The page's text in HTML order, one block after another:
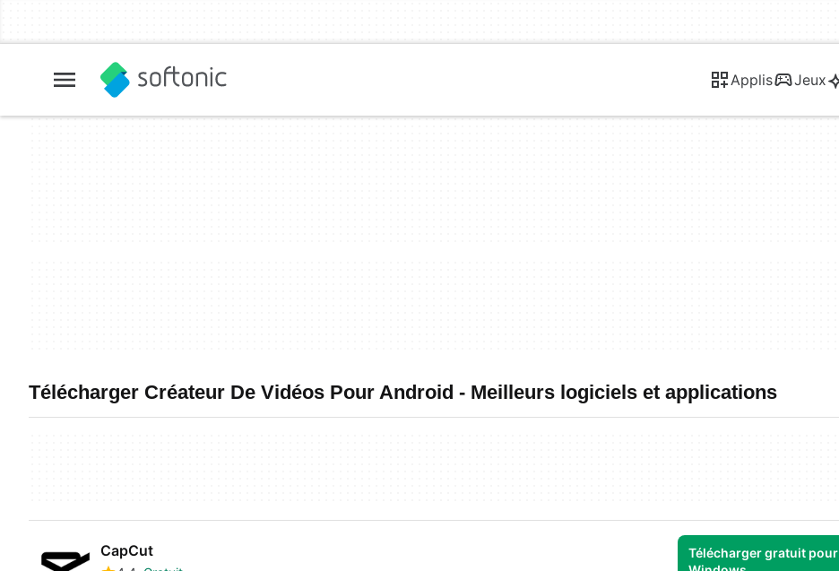
Applis Jeux
Télécharger Créateur De Vidéos Pour Android - Meilleurs logiciels et applications
CapCut
Télécharger gratuit pour